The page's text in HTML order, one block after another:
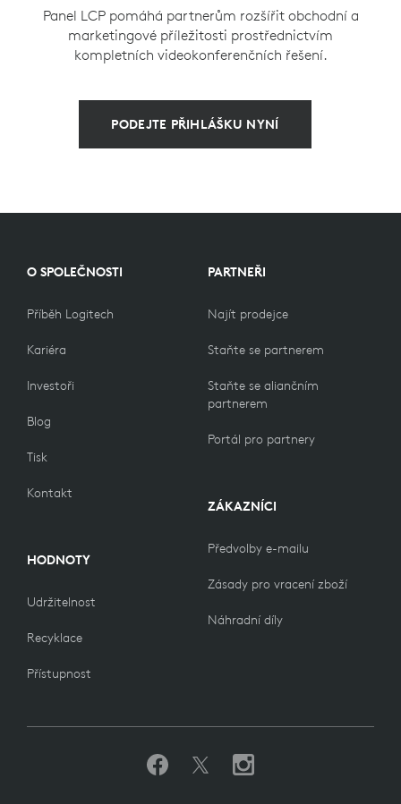
Panel LCP pomáhá partnerům rozšířit obchodní a
marketingové příležitosti prostřednictvím
kompletních videokonferenčních řešení.
PODEJTE PŘIHLÁŠKU NYNÍ
O SPOLEČNOSTI
Příběh Logitech
Kariéra
Investoři
Blog
Tisk
Kontakt
HODNOTY
Udržitelnost
Recyklace
Přístupnost
PARTNEŘI
Najít prodejce
Staňte se partnerem
Staňte se aliančním
partnerem
Portál pro partnery
ZÁKAZNÍCI
Předvolby e-mailu
Zásady pro vracení zboží
Náhradní díly